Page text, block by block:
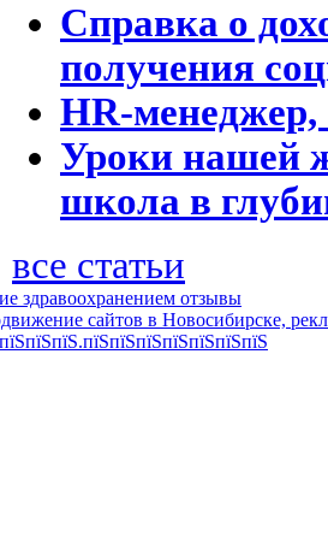
Справка о
получения
HR-менеджер,
Уроки нашей
школа в
все статьи
сайтов в Новосибирске,